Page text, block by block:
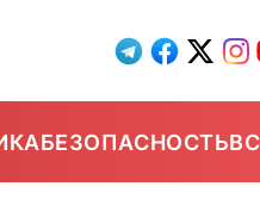
БЕЗОПАСНОСТЬ